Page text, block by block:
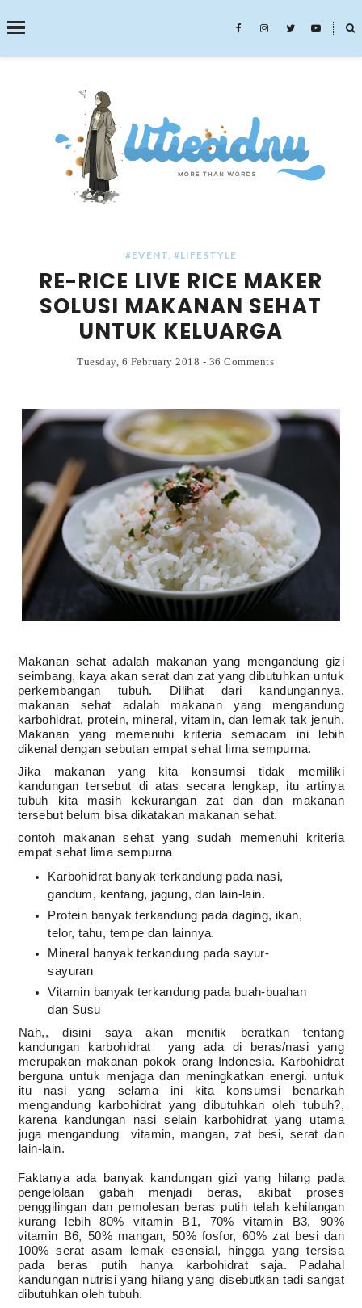
˟
SEARCH THIS BLOG
#EVENT #LIFESTYLE
RE-RICE LIVE RICE MAKER
SOLUSI MAKANAN SEHAT
UNTUK KELUARGA
Tuesday, 6 February 2018 - 36 Comments
Makanan sehat adalah makanan yang mengandung gizi
seimbang, kaya akan serat dan zat yang dibutuhkan untuk
perkembangan tubuh. Dilihat dari kandungannya,
makanan sehat adalah makanan yang mengandung
karbohidrat, protein, mineral, vitamin, dan lemak tak jenuh.
Makanan yang memenuhi kriteria semacam ini lebih
dikenal dengan sebutan empat sehat lima sempurna.
Jika makanan yang kita konsumsi tidak memiliki
kandungan tersebut di atas secara lengkap, itu artinya
tubuh kita masih kekurangan zat dan dan makanan
tersebut belum bisa dikatakan makanan sehat.
contoh makanan sehat yang sudah memenuhi kriteria
empat sehat lima sempurna
Karbohidrat banyak terkandung pada nasi,
gandum, kentang, jagung, dan lain-lain.
Protein banyak terkandung pada daging, ikan,
telor, tahu, tempe dan lainnya.
Mineral banyak terkandung pada sayur-
sayuran
Vitamin banyak terkandung pada buah-buahan
dan Susu
Nah,, disini saya akan menitik beratkan tentang
kandungan karbohidrat
yang ada di beras/nasi yang
merupakan makanan pokok orang Indonesia. Karbohidrat
berguna untuk menjaga dan meningkatkan energi. untuk
itu nasi yang selama ini kita konsumsi benarkah
mengandung karbohidrat yang dibutuhkan oleh tubuh?,
karena kandungan nasi selain karbohidrat yang utama
juga mengandung
vitamin, mangan, zat besi, serat dan
lain-lain.
Faktanya ada banyak kandungan gizi yang hilang pada
pengelolaan gabah menjadi beras, akibat proses
penggilingan dan pemolesan beras putih telah kehilangan
kurang lebih 80% vitamin B1, 70% vitamin B3, 90%
vitamin B6, 50% mangan, 50% fosfor, 60% zat besi dan
100% serat asam lemak esensial, hingga yang tersisa
pada beras putih hanya karbohidrat saja. Padahal
kandungan nutrisi yang hilang yang disebutkan tadi sangat
dibutuhkan oleh tubuh.